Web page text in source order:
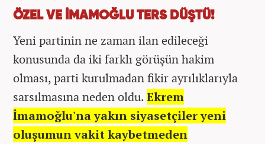
ÖZEL VE İMAMOĞLU TERS DÜŞTÜ!
Yeni partinin ne zaman ilan edileceği
konusunda da iki farklı görüşün hakim
olması, parti kurulmadan fikir ayrılıklarıyla
sarsılmasına neden oldu.Ekrem
İmamoğlu'na yakın siyasetçiler yeni
oluşumun vakit kaybetmeden